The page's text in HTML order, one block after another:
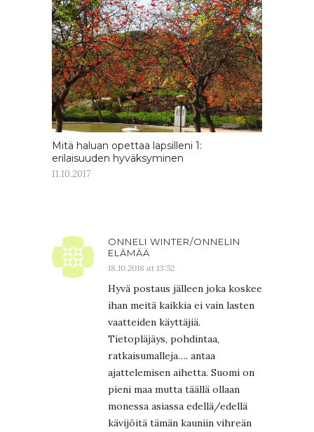
Mitä haluan opettaa lapsilleni 1:
erilaisuuden hyväksyminen
11.10.2017
ONNELI WINTER/ONNELIN
ELÄMÄÄ
18.10.2018 at 13:52
Hyvä postaus jälleen joka koskee
ihan meitä kaikkia ei vain lasten
vaatteiden käyttäjiä.
Tietopläjäys, pohdintaa,
ratkaisumalleja…. antaa
ajattelemisen aihetta. Suomi on
pieni maa mutta täällä ollaan
monessa asiassa edellä/edellä
kävijöitä tämän kauniin vihreän